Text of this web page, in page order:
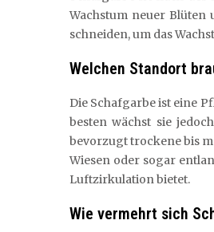
Wachstum neuer Blüten
schneiden, um das
Welchen Standort
Die Schafgarbe ist eine
besten wächst sie
bevorzugt trockene bis
Wiesen oder sogar
Luftzirkulation bietet.
Wie vermehrt sich